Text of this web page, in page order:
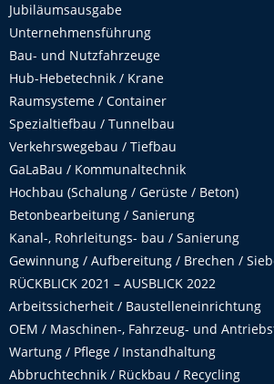
Jubiläumsausgabe
Unternehmensführung
Bau- und Nutzfahrzeuge
Hub-Hebetechnik / Krane
Raumsysteme / Container
Spezialtiefbau / Tunnelbau
Verkehrswegebau / Tiefbau
GaLaBau / Kommunaltechnik
Hochbau (Schalung / Gerüste / Beton)
Betonbearbeitung / Sanierung
Kanal-, Rohrleitungs- bau / Sanierung
Gewinnung / Aufbereitung / Brechen /
RÜCKBLICK 2021 – AUSBLICK 2022
Arbeitssicherheit / Baustelleneinrichtung
OEM / Maschinen-, Fahrzeug- und
Wartung / Pflege / Instandhaltung
Abbruchtechnik / Rückbau / Recycling